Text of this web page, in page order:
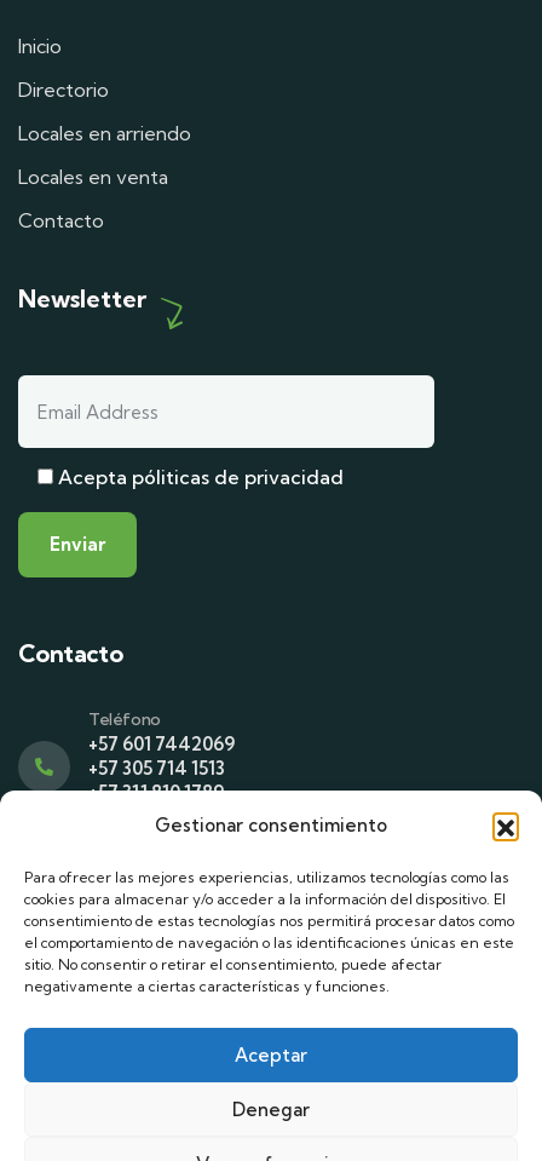
Gestionar consentimiento
Para ofrecer las mejores experiencias, utilizamos tecnologías como las
cookies para almacenar y/o acceder a la información del dispositivo. El
consentimiento de estas tecnologías nos permitirá procesar datos como
el comportamiento de navegación o las identificaciones únicas en este
sitio. No consentir o retirar el consentimiento, puede afectar
negativamente a ciertas características y funciones.
Aceptar
Denegar
Inicio
Directorio
Locales en arriendo
Locales en venta
Contacto
Newsletter
Acepta póliticas de privacidad
Contacto
Teléfono
+57 601 7442069
+57 305 714 1513
+57 311 810 1789
asistenteadministrativo@codabas.com
asistentedegerencia@codabas.com
Dirección
Cra. 7 No. 180 – 75. Bogotá, D.C
© 2025 todos los derechos reservados Codabas.